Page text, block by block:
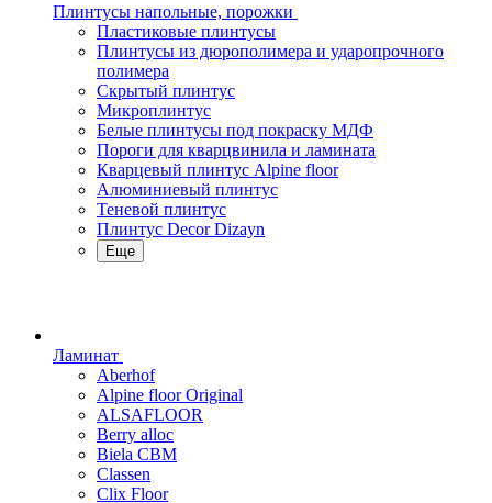
Плинтусы напольные, порожки
Пластиковые плинтусы
Плинтусы из дюрополимера и ударопрочного
полимера
Скрытый плинтус
Микроплинтус
Белые плинтусы под покраску МДФ
Пороги для кварцвинила и ламината
Кварцевый плинтус Alpine floor
Алюминиевый плинтус
Теневой плинтус
Плинтус Decor Dizayn
Еще
Ламинат
Aberhof
Alpine floor Original
ALSAFLOOR
Berry alloc
Biela CBM
Classen
Clix Floor